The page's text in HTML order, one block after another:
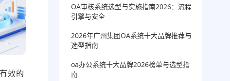
效的
OA审核系统选型与实施指南2026：流程
引擎与安全
2026年广州集团OA系统十大品牌推荐与
选型指南
oa办公系统十大品牌2026榜单与选型指
南